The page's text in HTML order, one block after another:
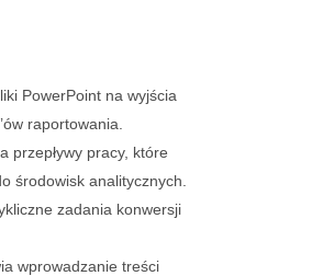
PowerPoint na wyjścia
raportowania.
przepływy pracy, które
środowisk analitycznych.
zadania konwersji
wprowadzanie treści